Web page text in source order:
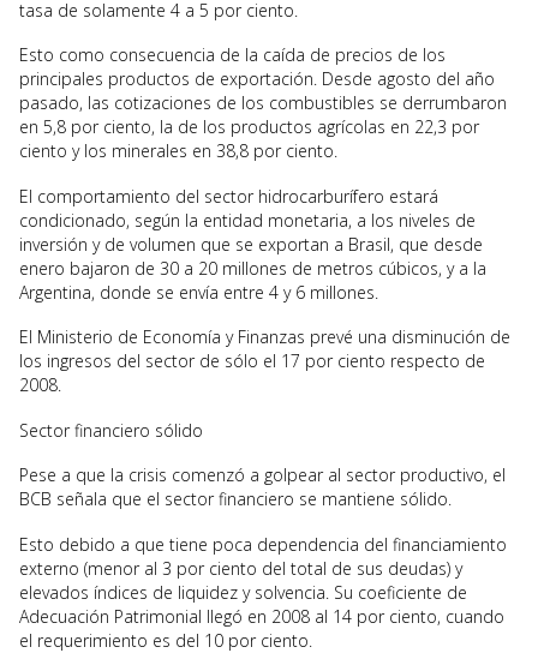
tasa de solamente 4 a 5 por ciento.
Esto como consecuencia de la caída de precios de los
principales productos de exportación. Desde agosto del año
pasado, las cotizaciones de los combustibles se derrumbaron
en 5,8 por ciento, la de los productos agrícolas en 22,3 por
ciento y los minerales en 38,8 por ciento.
El comportamiento del sector hidrocarburífero estará
condicionado, según la entidad monetaria, a los niveles de
inversión y de volumen que se exportan a Brasil, que desde
enero bajaron de 30 a 20 millones de metros cúbicos, y a la
Argentina, donde se envía entre 4 y 6 millones.
El Ministerio de Economía y Finanzas prevé una disminución de
los ingresos del sector de sólo el 17 por ciento respecto de
2008.
Sector financiero sólido
Pese a que la crisis comenzó a golpear al sector productivo, el
BCB señala que el sector financiero se mantiene sólido.
Esto debido a que tiene poca dependencia del financiamiento
externo (menor al 3 por ciento del total de sus deudas) y
elevados índices de liquidez y solvencia. Su coeficiente de
Adecuación Patrimonial llegó en 2008 al 14 por ciento, cuando
el requerimiento es del 10 por ciento.